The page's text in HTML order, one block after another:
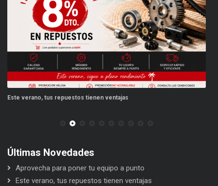
Este verano, tus repuestos tienen ventajas
Últimas Novedades
Aprovecha para poner tu equipo a punto
Este verano, tus repuestos tienen ventajas